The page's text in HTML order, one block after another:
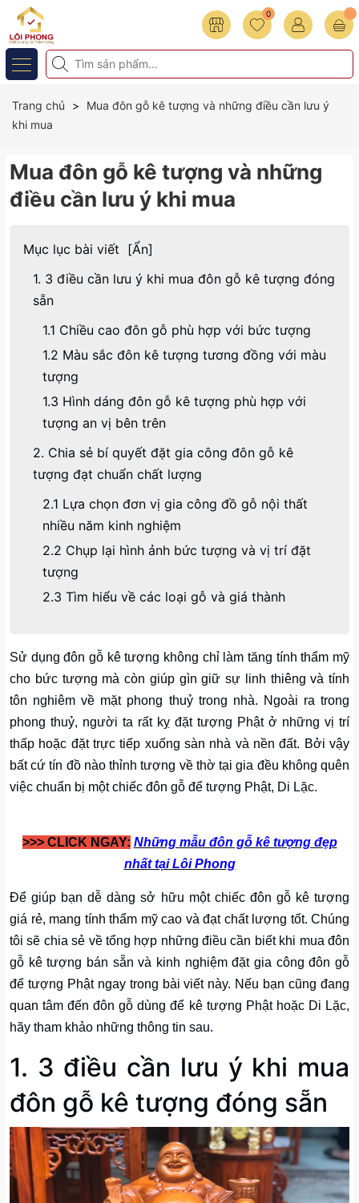
0
Trang chủ
Mua đôn gỗ kê tượng và những điều cần lưu ý
khi mua
Mua đôn gỗ kê tượng và những
điều cần lưu ý khi mua
Mục lục bài viết [Ẩn]
1. 3 điều cần lưu ý khi mua đôn gỗ kê tượng đóng
sẵn
1.1 Chiều cao đôn gỗ phù hợp với bức tượng
1.2 Màu sắc đôn kê tượng tương đồng với màu
tượng
1.3 Hình dáng đôn gỗ kê tượng phù hợp với
tượng an vị bên trên
2. Chia sẻ bí quyết đặt gia công đôn gỗ kê
tượng đạt chuẩn chất lượng
2.1 Lựa chọn đơn vị gia công đồ gỗ nội thất
nhiều năm kinh nghiệm
2.2 Chụp lại hình ảnh bức tượng và vị trí đặt
tượng
2.3 Tìm hiểu về các loại gỗ và giá thành
Sử dụng đôn gỗ kê tượng không chỉ làm tăng tính thẩm mỹ
cho bức tượng mà còn giúp gìn giữ sự linh thiêng và tính
tôn nghiêm về mặt phong thuỷ trong nhà. Ngoài ra trong
phong thuỷ, người ta rất kỵ đặt tượng Phật ở những vị trí
thấp hoặc đặt trực tiếp xuống sàn nhà và nền đất. Bởi vậy
bất cứ tín đồ nào thỉnh tượng về thờ tại gia đều không quên
việc chuẩn bị một chiếc đôn gỗ để tượng Phật, Di Lặc.
>>> CLICK NGAY: Những mẫu đôn gỗ kê tượng đẹp
nhất tại Lôi Phong
Để giúp bạn dễ dàng sở hữu một chiếc đôn gỗ kê tượng
giá rẻ, mang tính thẩm mỹ cao và đạt chất lượng tốt. Chúng
tôi sẽ chia sẻ về tổng hợp những điều cần biết khi mua đôn
gỗ kê tượng bán sẵn và kinh nghiệm đặt gia công đôn gỗ
để tượng Phật ngay trong bài viết này. Nếu bạn cũng đang
quan tâm đến đôn gỗ dùng để kê tượng Phật hoặc Di Lặc,
hãy tham khảo những thông tin sau.
1. 3 điều cần lưu ý khi mua
đôn gỗ kê tượng đóng sẵn